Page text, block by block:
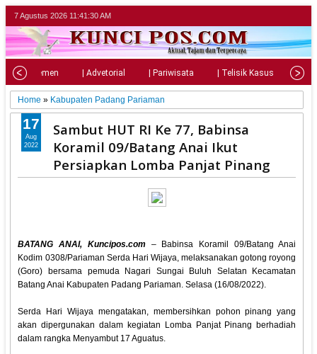
7 Agustus 2026 11:41:31 AM
| Parlemen | Advetorial | Pariwisata | Telisik Kasus |
Home » Kabupaten Padang Pariaman
Sambut HUT RI Ke 77, Babinsa
Koramil 09/Batang Anai Ikut
Persiapkan Lomba Panjat Pinang
BATANG ANAI, Kuncipos.com– Babinsa Koramil 09/Batang Anai
Kodim 0308/Pariaman Serda Hari Wijaya, melaksanakan gotong royong
(Goro) bersama pemuda Nagari Sungai Buluh Selatan Kecamatan
Batang Anai Kabupaten Padang Pariaman. Selasa (16/08/2022).
Serda Hari Wijaya mengatakan, membersihkan pohon pinang yang
akan dipergunakan dalam kegiatan Lomba Panjat Pinang berhadiah
dalam rangka Menyambut 17 Aguatus.
17
Aug
2022